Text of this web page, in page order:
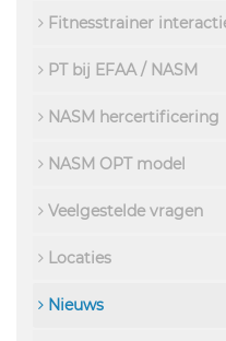
Fitnesstrainer
PT bij EFAA / NASM
NASM hercertificering
NASM OPT model
Veelgestelde vragen
Locaties
Nieuws